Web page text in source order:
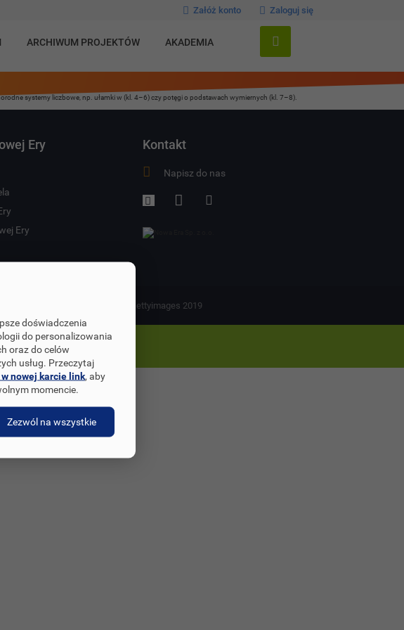
Załóż konto Zaloguj się
ARCHIWUM PROJEKTÓW AKADEMIA
systemy liczbowe, np. ułamki w (kl. 4–6) czy potęgi o podstawach wymiernych (kl. 7–8).
Ery
Ery
Kontakt
Napisz do nas
Zdjęcia © Shutterstock 2019, © Gettyimages 2019
informacji
doświadczenia
do personalizowania
oraz do celów
usług. Przeczytaj
nowej karcie link, aby
momencie.
Zezwól na wszystkie